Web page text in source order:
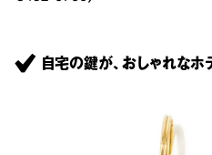
自宅の鍵が、おしゃれな